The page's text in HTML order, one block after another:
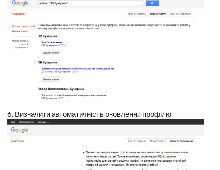
6. Визначити автоматичність оновлення профілю